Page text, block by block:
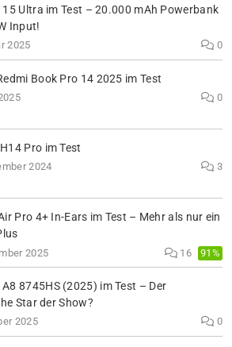
15 Ultra im Test – 20.000 mAh Powerbank
Input!
2025 0
Book Pro 14 2025 im Test
0
Pro im Test
2024 3
Pro 4+ In-Ears im Test – Mehr als nur ein
2025 16 91%
A8 8745HS (2025) im Test – Der
Star der Show?
2025 0